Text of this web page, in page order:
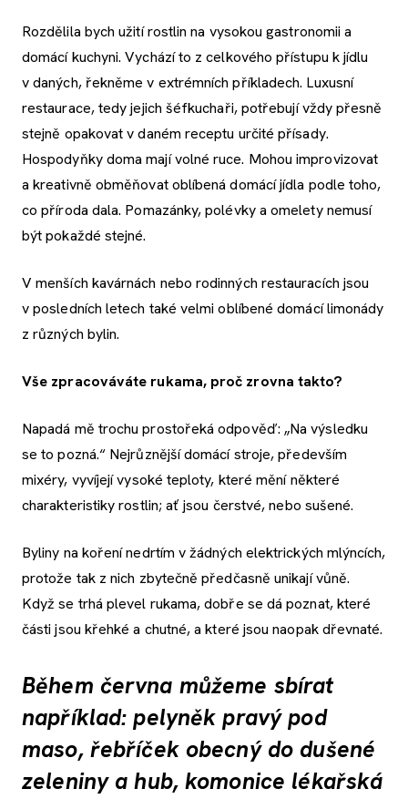
Rozdělila bych užití rostlin na vysokou gastronomii a
domácí kuchyni. Vychází to z celkového přístupu k jídlu
v daných, řekněme v extrémních příkladech. Luxusní
restaurace, tedy jejich šéfkuchaři, potřebují vždy přesně
stejně opakovat v daném receptu určité přísady.
Hospodyňky doma mají volné ruce. Mohou improvizovat
a kreativně obměňovat oblíbená domácí jídla podle toho,
co příroda dala. Pomazánky, polévky a omelety nemusí
být pokaždé stejné.
V menších kavárnách nebo rodinných restauracích jsou
v posledních letech také velmi oblíbené domácí limonády
z různých bylin.
Vše zpracováváte rukama, proč zrovna takto?
Napadá mě trochu prostořeká odpověď: „Na výsledku
se to pozná.“ Nejrůznější domácí stroje, především
mixéry, vyvíjejí vysoké teploty, které mění některé
charakteristiky rostlin; ať jsou čerstvé, nebo sušené.
Byliny na koření nedrtím v žádných elektrických mlýncích,
protože tak z nich zbytečně předčasně unikají vůně.
Když se trhá plevel rukama, dobře se dá poznat, které
části jsou křehké a chutné, a které jsou naopak dřevnaté.
Během června můžeme sbírat
například: pelyněk pravý pod
maso, řebříček obecný do dušené
zeleniny a hub, komonice lékařská